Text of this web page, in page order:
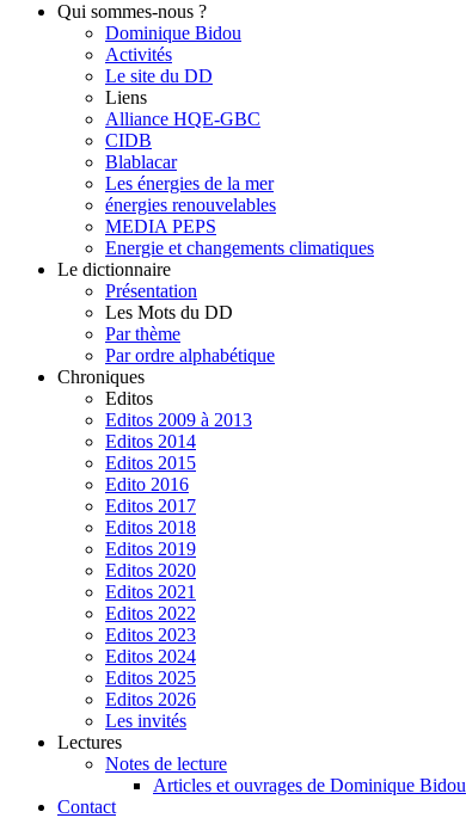
Qui sommes-nous ?
Dominique Bidou
Activités
Le site du DD
Liens
Alliance HQE-GBC
CIDB
Blablacar
Les énergies de la mer
énergies renouvelables
MEDIA PEPS
Energie et changements climatiques
Le dictionnaire
Présentation
Les Mots du DD
Par thème
Par ordre alphabétique
Chroniques
Editos
Editos 2009 à 2013
Editos 2014
Editos 2015
Edito 2016
Editos 2017
Editos 2018
Editos 2019
Editos 2020
Editos 2021
Editos 2022
Editos 2023
Editos 2024
Editos 2025
Editos 2026
Les invités
Lectures
Notes de lecture
Articles et ouvrages de Dominique Bidou
Contact